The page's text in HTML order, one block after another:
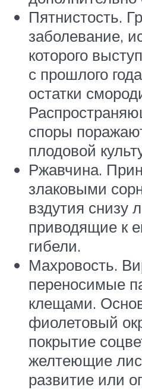
Пятнистость.
заболевание,
которого
с прошлого
остатки
споры
плодовой
Ржавчина.
злаковыми
вздутия снизу
приводящие к
гибели.
Махровость.
переносимые
клещами.
фиолетовый
покрытие
желтеющие
развитие или